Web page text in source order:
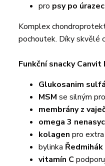
pro psy po
Komplex
pochoutek. Díky skvělé
Funkční snacky
Glukosanim
MSM se silným
membrány z
omega 3
kolagen pro
bylinka
vitamín C